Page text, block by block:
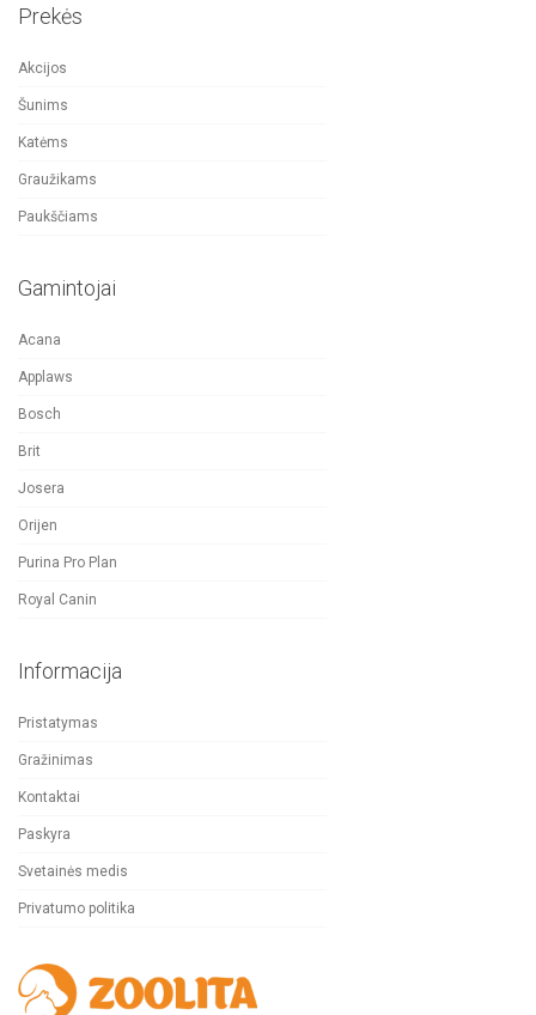
Prekės
Akcijos
Šunims
Katėms
Graužikams
Paukščiams
Gamintojai
Acana
Applaws
Bosch
Brit
Josera
Orijen
Purina Pro Plan
Royal Canin
Informacija
Pristatymas
Gražinimas
Kontaktai
Paskyra
Svetainės medis
Privatumo politika